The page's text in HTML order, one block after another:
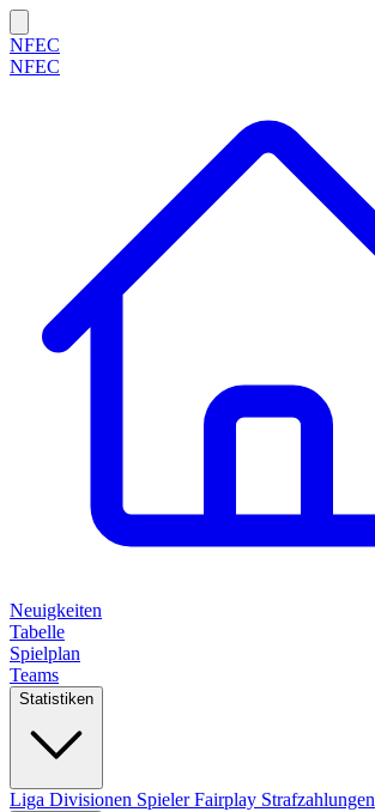
NFEC
NFEC
Neuigkeiten
Tabelle
Spielplan
Teams
Statistiken
Liga Divisionen SpielerFairplay Strafzahlungen